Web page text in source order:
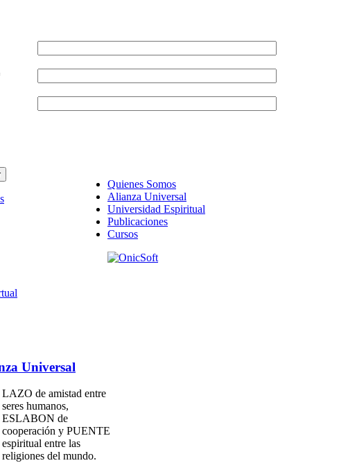
Universal
LAZO de amistad entre
seres humanos,
ESLABON de
cooperación y PUENTE
espiritual entre las
religiones del mundo.
Quienes Somos
Alianza Universal
Universidad Espiritual
Publicaciones
Cursos